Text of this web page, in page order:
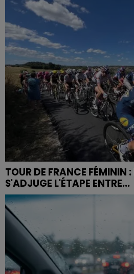
TOUR DE FRANCE FÉMININ
S'ADJUGE L'ÉTAPE ENTRE...